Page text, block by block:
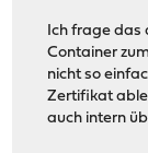
Ich frage das
Container
nicht so
Zertifikat
auch intern